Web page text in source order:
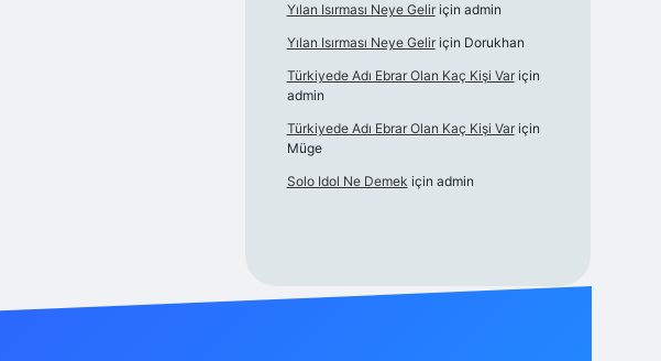
Yılan Isırması Neye Geliriçin admin
Yılan Isırması Neye Geliriçin Dorukhan
Türkiyede Adı Ebrar Olan Kaç Kişi Variçin
admin
Türkiyede Adı Ebrar Olan Kaç Kişi Variçin
Müge
Solo Idol Ne Demek için admin